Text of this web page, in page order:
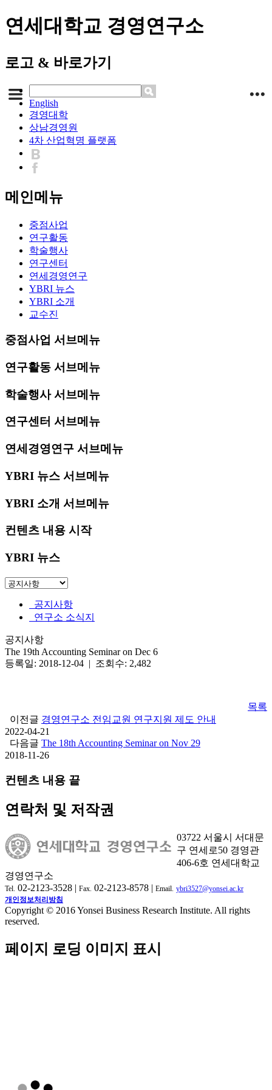
연세대학교 경영연구소
로고 & 바로가기
English
경영대학
상남경영원
4차 산업혁명 플랫폼
메인메뉴
중점사업
연구활동
학술행사
연구센터
연세경영연구
YBRI 뉴스
YBRI 소개
교수진
중점사업 서브메뉴
연구활동 서브메뉴
학술행사 서브메뉴
연구센터 서브메뉴
연세경영연구 서브메뉴
YBRI 뉴스 서브메뉴
YBRI 소개 서브메뉴
컨텐츠 내용 시작
YBRI 뉴스
공지사항
연구소 소식지
공지사항
The 19th Accounting Seminar on Dec 6
등록일: 2018-12-04 | 조회수: 2,482
목록
이전글 경영연구소 전임교원 연구지원 제도 안내
2022-04-21
다음글 The 18th Accounting Seminar on Nov 29
2018-11-26
컨텐츠 내용 끝
연락처 및 저작권
03722 서울시 서대문
구 연세로50 경영관
406-6호 연세대학교
경영연구소
Tel. 02-2123-3528 | Fax. 02-2123-8578 | Email. ybri3527@yonsei.ac.kr
개인정보처리방침
Copyright © 2016 Yonsei Business Research Institute. All rights
reserved.
페이지 로딩 이미지 표시